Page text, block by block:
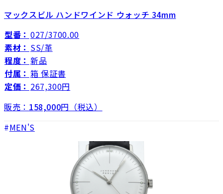
マックスビル ハンドワインド ウォッチ 34mm
型番： 027/3700.00
素材： SS/革
程度： 新品
付属： 箱 保証書
定価： 267,300円
販売： 158,000円（税込）
MEN'S